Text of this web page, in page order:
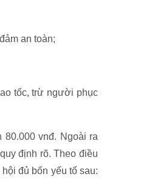
an toàn;
tốc, trừ người phục
vnđ. Ngoài ra
định rõ. Theo điều
đủ bốn yếu tố sau: